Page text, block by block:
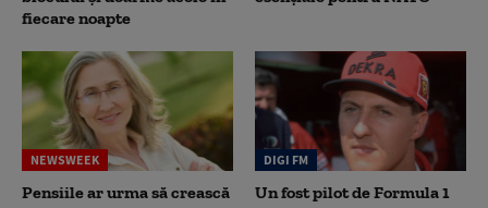
fiecare noapte
NEWSWEEK
Pensiile ar urma să crească
DIGI FM
Un fost pilot de Formula 1